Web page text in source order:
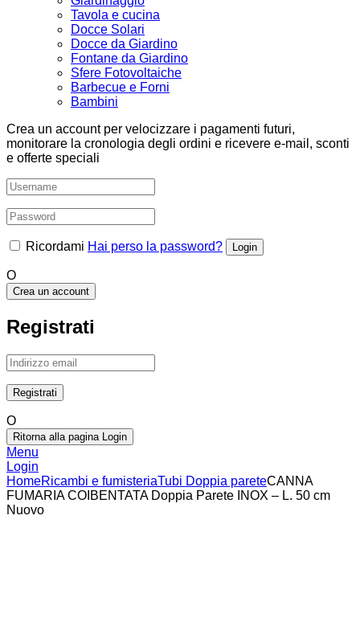
Tavola e cucina
Docce Solari
Docce da Giardino
Fontane da Giardino
Sfere Fotovoltaiche
Barbecue e Forni
Bambini
Crea un account per velocizzare i pagamenti futuri,
monitorare la cronologia degli ordini e ricevere e-mail, sconti
e offerte speciali
Ricordami Hai perso la password?
O
Crea un account
Registrati
O
Ritorna alla pagina Login
Menu
Login
HomeRicambi e fumisteriaTubi Doppia pareteCANNA
FUMARIA COIBENTATA Doppia Parete INOX – L. 50 cm
Nuovo